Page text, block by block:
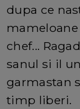
dupa ce
chef...
sanul si il
garmastan
timp liberi.